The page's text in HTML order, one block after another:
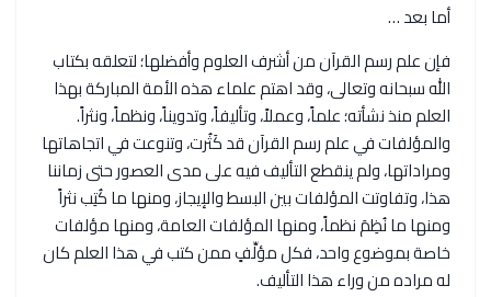
أما بعد …
فإن علم رسم القرآن من أشرف العلوم وأفضلها؛ لتعلقه بكتاب
الله سبحانه وتعالى، وقد اهتم علماء هذه الأمة المباركة بهذا
العلم منذ نشأته؛ علماً، وعملاً، وتأليفاً، وتدويناً، ونظماً، ونثراً.
والمؤلفات في علم رسم القرآن قد كَثُرت، وتنوعت في اتجاهاتها
ومراداتها، ولم ينقطع التأليف فيه على مدى العصور حتى زماننا
هذا، وتفاوتت المؤلفات بين البسط والإيجاز، ومنها ما كُتِب نثراً
ومنها ما نُظِمَ نظماً، ومنها المؤلفات العامة، ومنها مؤلفات
خاصة بموضوع واحد، فكل مؤلِّفٍ ممن كتب في هذا العلم كان
له مراده من وراء هذا التأليف.